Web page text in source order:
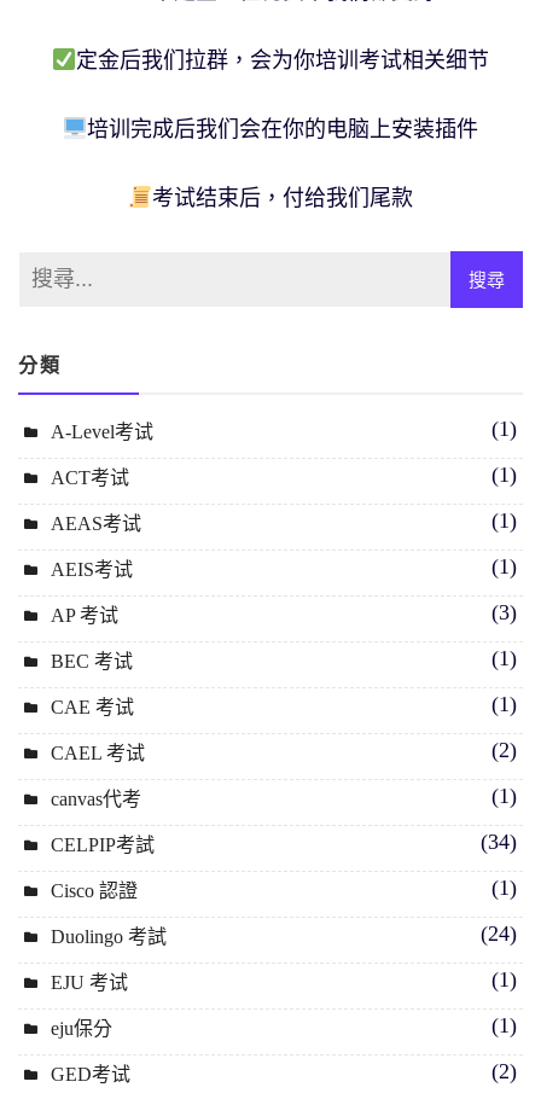
定金后我们拉群，会为你培训考试相关细节
培训完成后我们会在你的电脑上安装插件
考试结束后，付给我们尾款
分類
A-Level考试 (1)
ACT考试 (1)
AEAS考试 (1)
AEIS考试 (1)
AP 考试 (3)
BEC 考试 (1)
CAE 考试 (1)
CAEL 考试 (2)
canvas代考 (1)
CELPIP考試 (34)
Cisco 認證 (1)
Duolingo 考試 (24)
EJU 考试 (1)
eju保分 (1)
GED考试 (2)